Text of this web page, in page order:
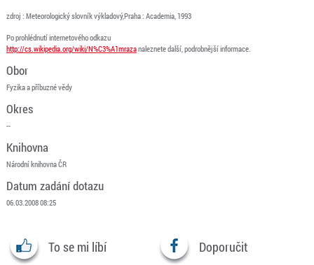
zdroj : Meteorologický slovník výkladový,Praha : Academia, 1993
Po prohlédnutí internetového odkazu
http://cs.wikipedia.org/wiki/N%C3%A1mrazanaleznete další, podrobnější informace.
Obor
Fyzika a příbuzné vědy
Okres
--
Knihovna
Národní knihovna ČR
Datum zadání dotazu
06.03.2008 08:25
To se mi líbí Doporučit